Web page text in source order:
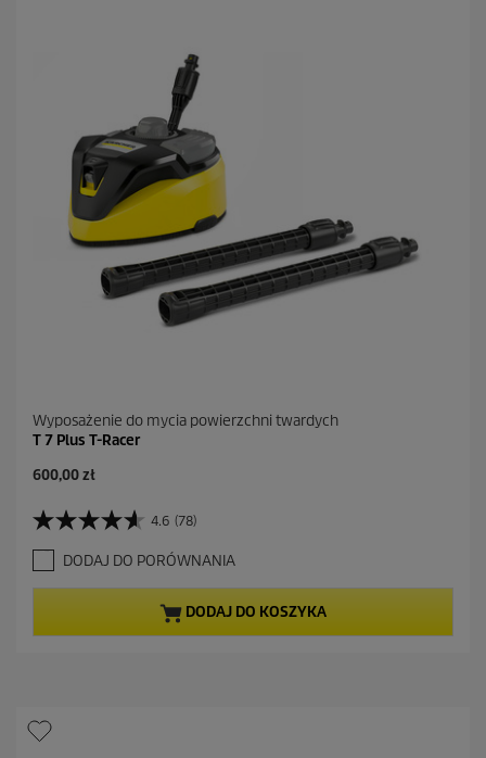
Wyposażenie do mycia powierzchni twardych
T 7 Plus T-Racer
A
t
u
a
l
n
600,00 zł
4.6 (78)
4
.
6
n
z
d
DODAJ DO PORÓWNANIA
DODAJ DO KOSZYKA